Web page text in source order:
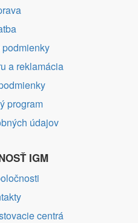
a reklamácia
program
údajov
IGM
centrá